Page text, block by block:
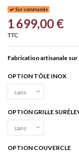
Sur commande
1 699,00 €
TTC
Fabrication artisanale
OPTION TÔLE INOX
OPTION GRILLE
OPTION COUVERCLE